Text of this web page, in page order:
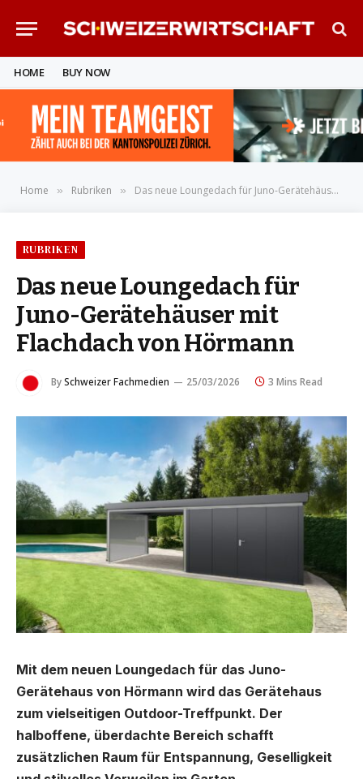
HOME BUY NOW
Home » Rubriken » Das neue Loungedach für Juno-Gerätehäuser mit Flachdach von Hörmann
RUBRIKEN
Das neue Loungedach für
Juno-Gerätehäuser mit
Flachdach von Hörmann
BySchweizer Fachmedien 25/03/2026 3 Mins Read
Mit dem neuen Loungedach für das Juno-
Gerätehaus von Hörmann wird das Gerätehaus
zum vielseitigen Outdoor-Treffpunkt. Der
halboffene, überdachte Bereich schafft
zusätzlichen Raum für Entspannung, Geselligkeit